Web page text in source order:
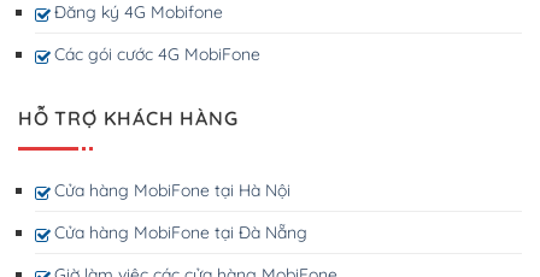
Đăng ký 4G Mobifone
Các gói cước 4G MobiFone
HỖ TRỢ KHÁCH HÀNG
Cửa hàng MobiFone tại Hà Nội
Cửa hàng MobiFone tại Đà Nẵng